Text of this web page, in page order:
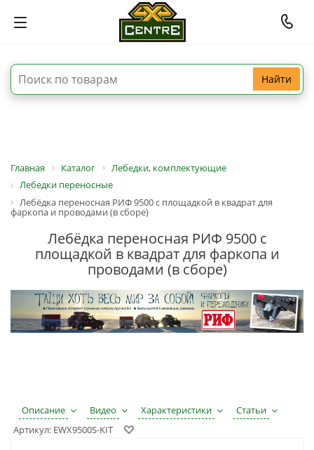
Найти
Главная Каталог
Лебедки, комплектующие
Лебедки переносные
Лебёдка переносная РИФ 9500 c площадкой в квадрат для
фаркопа и проводами (в сборе)
Лебёдка переносная РИФ 9500 c
площадкой в квадрат для фаркопа и
проводами (в сборе)
Описание Видео Характеристики
Статьи
Артикул: EWX9500S-KIT